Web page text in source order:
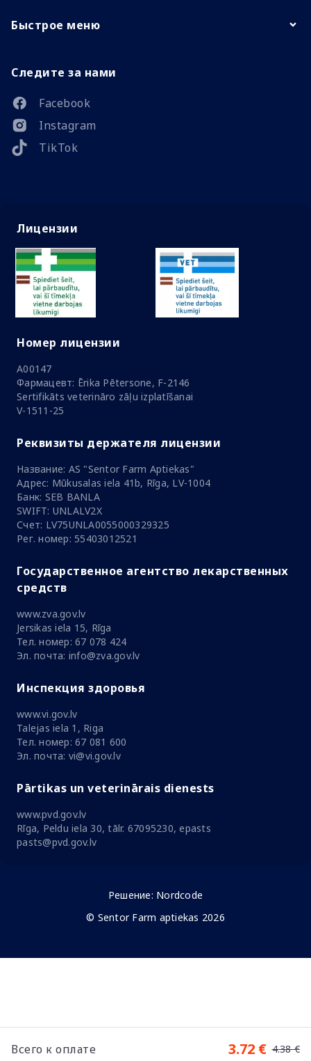
Всего к оплате 3.72 € 4.38 €
Быстрое меню
Следите за нами
Facebook
Instagram
TikTok
Лицензии
Номер лицензии
A00147
Фармацевт: Ērika Pētersone, F-2146
Sertifikāts veterināro zāļu izplatīšanai
V-1511-25
Реквизиты держателя лицензии
Название: AS "Sentor Farm Aptiekas"
Адрес: Mūkusalas iela 41b, Rīga, LV-1004
Банк: SEB BANLA
SWIFT: UNLALV2X
Счет: LV75UNLA0055000329325
Рег. номер: 55403012521
Государственное агентство лекарственных
средств
www.zva.gov.lv
Jersikas iela 15, Rīga
Тел. номер: 67 078 424
Эл. почта: info@zva.gov.lv
Инспекция здоровья
www.vi.gov.lv
Talejas iela 1, Riga
Тел. номер: 67 081 600
Эл. почта: vi@vi.gov.lv
Pārtikas un veterinārais dienests
www.pvd.gov.lv
Rīga, Peldu iela 30, tālr. 67095230, epasts
pasts@pvd.gov.lv
Решение: Nordcode
© Sentor Farm aptiekas 2026